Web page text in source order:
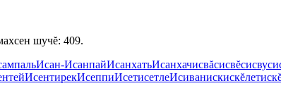
шучĕ: 409.
Исан-ИсанпайИсанхатьИсанхачисвăсисвĕсисвус
ИсентирекИсеппиИсетисетлеИсиванискискĕлет